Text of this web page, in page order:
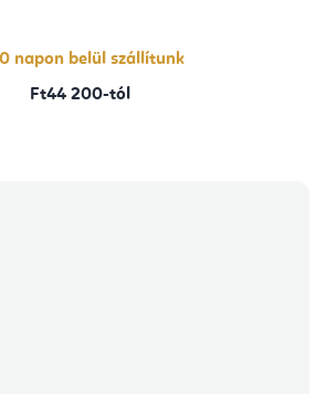
csillag.
napon belül szállítunk
Ft44 200-tól